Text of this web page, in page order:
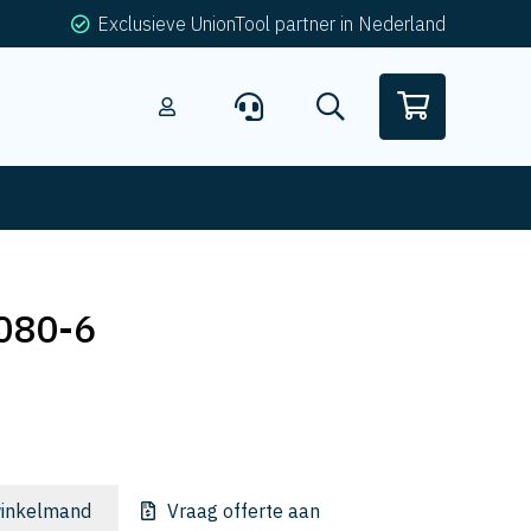
Exclusieve UnionTool partner in Nederland
6
Vraag offerte aan